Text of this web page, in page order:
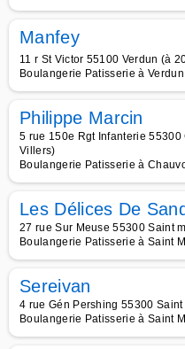
Manfey
11 r St Victor 55100 Verdun (à
Boulangerie Patisserie à Verdun
Philippe Marcin
5 rue 150e Rgt Infanterie
Villers)
Boulangerie Patisserie à
Les Délices De
27 rue Sur Meuse 55300 Saint
Boulangerie Patisserie à Saint
Sereivan
4 rue Gén Pershing 55300
Boulangerie Patisserie à Saint